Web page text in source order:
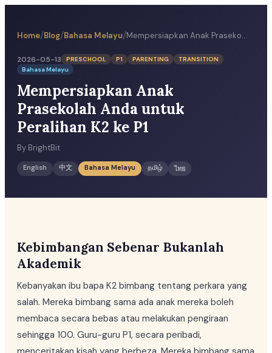
Home/Blog/Bahasa Melayu/ Mempersiapkan Anak Prasekolah Anda untuk Peralihan K2 ke P1
2026-05-13 PRESCHOOL P1 PARENTING
TRANSITION
Bahasa Melayu
Mempersiapkan Anak
Prasekolah Anda untuk
Peralihan K2 ke P1
By BrightBit
English 中文 Bahasa Melayu தமிழ் ไทย
Kebimbangan Sebenar Bukanlah
Akademik
Kebanyakan ibu bapa K2 bimbang tentang perkara yang
salah. Mereka bimbang sama ada anak mereka boleh
membaca secara bebas atau melakukan pengiraan
sehingga 100. Guru-guru P1, secara peribadi,